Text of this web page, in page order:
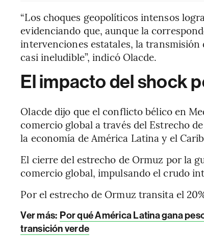
“Los choques geopolíticos intensos
evidenciando que, aunque la
intervenciones estatales, la transmisión
casi ineludible”, indicó Olacde.
El impacto del shock
Olacde dijo que el conflicto bélico en
comercio global a través del Estrecho
la economía de América Latina y el
El cierre del estrecho de Ormuz por la
comercio global, impulsando el crudo
Por el estrecho de Ormuz transita el
Ver más: Por qué América Latina gana
transición verde